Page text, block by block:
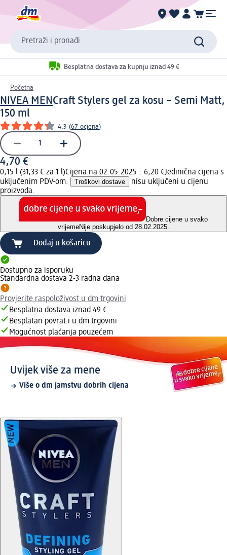
Pretraži i pronađi
Besplatna dostava za kupnju iznad 49 €
Početna
NIVEA MENCraft Stylers gel za kosu – Semi Matt,
150 ml
4.3 (67 ocjena)
4,70 €
0,15 l (31,33 € za 1 l)Cijena na 02.05.2025.: 6,20 €Jedinična cijena s
uključenim PDV-om.
Troškovi dostave
nisu uključeni u cijenu
proizvoda.
Dobre cijene u svako
vrijemeNije poskupjelo od 28.02.2025.
Dodaj u košaricu
Dostupno za isporuku
Standardna dostava 2-3 radna dana
Provjerite raspoloživost u dm trgovini
Besplatna dostava iznad 49 €
Besplatan povrat i u dm trgovini
Mogućnost plaćanja pouzećem
Uvijek više za mene
Više o dm jamstvu dobrih cijena